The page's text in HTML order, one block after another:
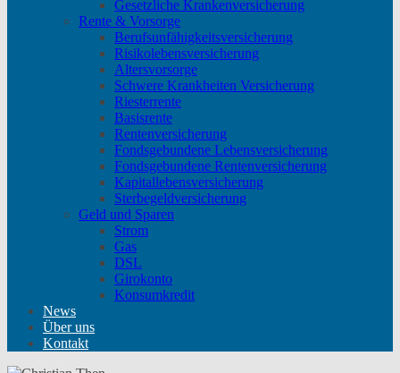
Gesetzliche Krankenversicherung
Rente & Vorsorge
Berufs­unfähigkeitsversicherung
Risikolebensversicherung
Altersvorsorge
Schwere Krankheiten Versicherung
Riesterrente
Basisrente
Rentenversicherung
Fondsgebundene Lebensversicherung
Fondsgebundene Rentenversicherung
Kapitallebensversicherung
Sterbegeldversicherung
Geld und Sparen
Strom
Gas
DSL
Girokonto
Konsumkredit
News
Über uns
Kontakt